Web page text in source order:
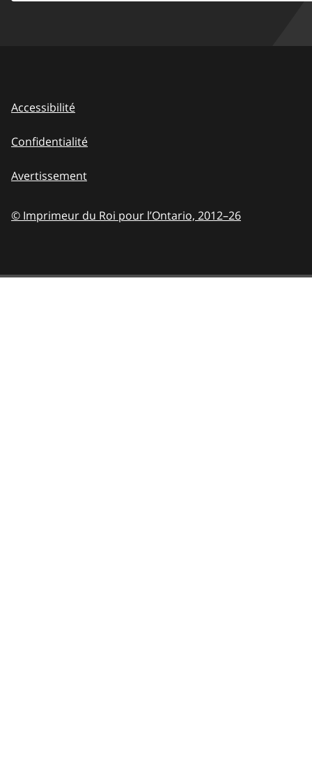
Accessibilité
Confidentialité
Avertissement
© Imprimeur du Roi pour l’Ontario, 2012–26